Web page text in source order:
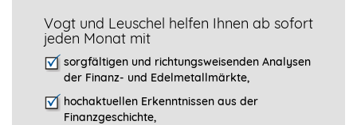
Vogt und Leuschel helfen Ihnen ab sofort
jeden Monat mit
sorgfältigen und richtungsweisenden Analysen
der Finanz- und Edelmetallmärkte,
hochaktuellen Erkenntnissen aus der
Finanzgeschichte,